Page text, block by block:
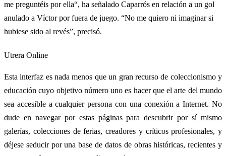
me preguntéis por ella“, ha señalado Caparrós en relación a un gol
anulado a Víctor por fuera de juego. “No me quiero ni imaginar si
hubiese sido al revés”, precisó.
Utrera Online
Esta interfaz es nada menos que un gran recurso de coleccionismo y
educación cuyo objetivo número uno es hacer que el arte del mundo
sea accesible a cualquier persona con una conexión a Internet. No
dude en navegar por estas páginas para descubrir por sí mismo
galerías, colecciones de ferias, creadores y críticos profesionales, y
déjese seducir por una base de datos de obras históricas, recientes y